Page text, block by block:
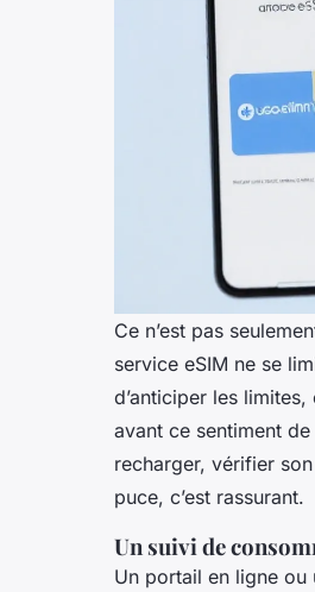
Ce n’est pas
service eSIM ne se
d’anticiper les
avant ce sentiment
recharger, vérifier
puce, c’est rassurant.
Un suivi de
Un portail en ligne ou